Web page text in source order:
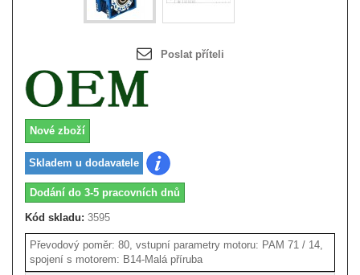
Poslat příteli
Nové zboží
Skladem u dodavatele
Dodání do 3-5 pracovních dnů
Kód skladu: 3595
Převodový poměr: 80, vstupní parametry motoru: PAM 71 / 14,
spojení s motorem: B14-Malá příruba